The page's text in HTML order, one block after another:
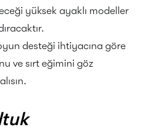
yüksek ayaklı modeller
desteği ihtiyacına göre
ve sırt eğimini göz